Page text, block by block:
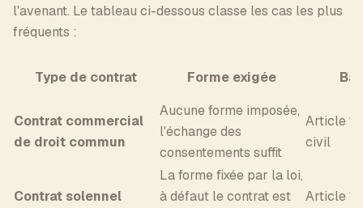
l'avenant. Le tableau ci-dessous classe les cas les plus
fréquents :
Type de contrat Forme exigée
Contrat commercial
de droit commun
Aucune forme imposée,
l'échange des
consentements suffit
Article
civil
Contrat solennel
La forme fixée par la loi,
à défaut le contrat est
Article